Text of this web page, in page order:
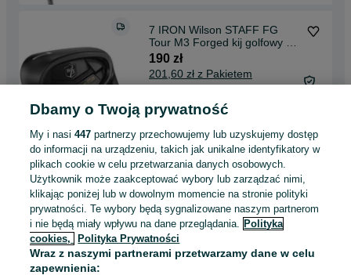
7 IRON Wilson STAFF FG
Tour M3 Forged kij golfowy do
golfa KUTY stiff
190 zł
201,60 zł z Pakietem
Dęblin
Odświeżono dnia 02 sierpnia 2026
Taylormade Kalea paczka
12szt piłki golfowe do golfa
damskie białe
99 zł
106,96 zł z Pakietem
Ochronnym
Dęblin
01 sierpnia 2026
Dbamy o Twoją prywatność
My i nasi447 partnerzy przechowujemy lub uzyskujemy dostęp
do informacji na urządzeniu, takich jak unikalne identyfikatory w
plikach cookie w celu przetwarzania danych osobowych.
Użytkownik może zaakceptować wybory lub zarządzać nimi,
klikając poniżej lub w dowolnym momencie na stronie polityki
prywatności. Te wybory będą sygnalizowane naszym partnerom
i nie będą miały wpływu na dane przeglądania. Polityka
cookies,
Polityka Prywatności
Wraz z naszymi partnerami przetwarzamy dane w celu
zapewnienia: